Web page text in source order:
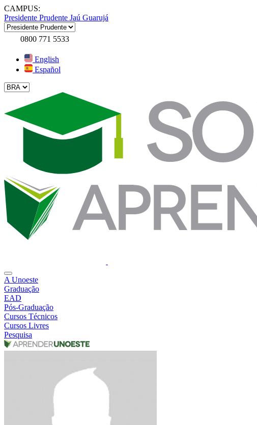
CAMPUS:
Presidente Prudente Jaú Guarujá
0800 771 5533
English
Español
A Unoeste
Graduação
EAD
Pós-Graduação
Cursos Técnicos
Cursos Livres
Pesquisa